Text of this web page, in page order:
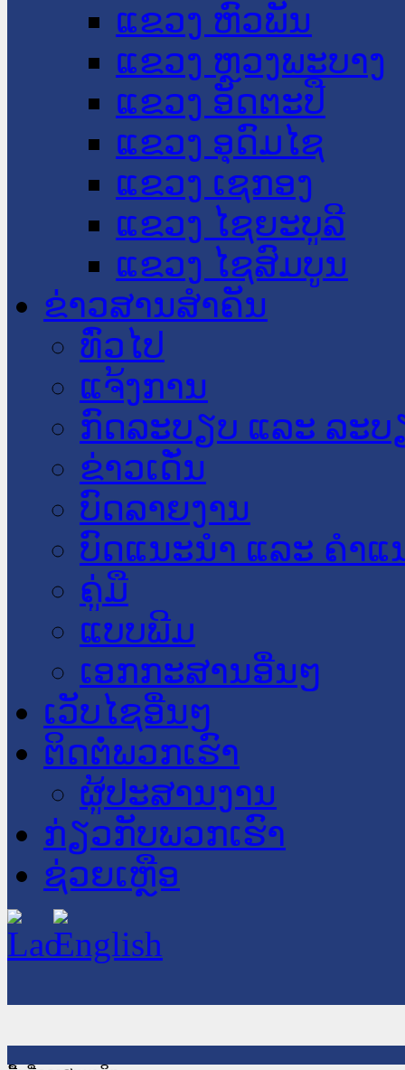
ແຂວງ ຫົວພັນ
ແຂວງ ຫຼວງພະບາງ
ແຂວງ ອັດຕະປື
ແຂວງ ອຸດົມໄຊ
ແຂວງ ເຊກອງ
ແຂວງ ໄຊຍະບູລີ
ແຂວງ ໄຊສົມບູນ
ຂ່າວສານສໍາຄັນ
​ທົ່ວ​ໄປ
ແຈ້ງການ
ກົດລະບຽບ ແລະ ລະບ
ຂ່າວເດັ່ນ
ບົດລາຍງານ
ບົດແນະນໍາ ແລະ ຄໍາແ
ຄູ່ມື
ແບບພີມ
ເອກກະສານອື່ນໆ
ເວັບໄຊອື່ນໆ
ຕິດຕໍ່ພວກເຮົາ
ຜູ້ປະສານງານ
ກ່ຽວກັບພວກເຮົາ
ຊ່ວຍເຫຼືອ